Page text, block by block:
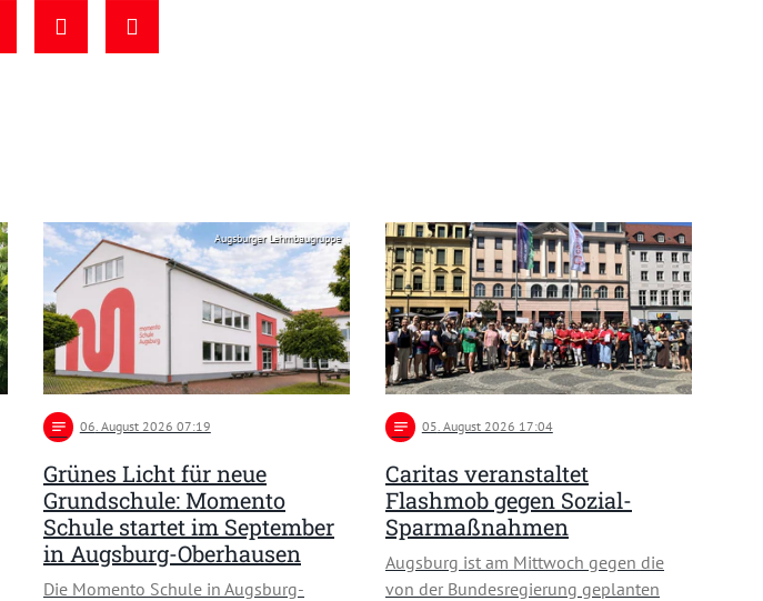
Augsburger Lehmbaugruppe
notes 06. August 2026 07:19
Grünes Licht für neue
Grundschule: Momento
Schule startet im September
in Augsburg-Oberhausen
Die Momento Schule in Augsburg-
notes 05. August 2026 17:04
Caritas veranstaltet
Flashmob gegen Sozial-
Sparmaßnahmen
Augsburg ist am Mittwoch gegen die
von der Bundesregierung geplanten